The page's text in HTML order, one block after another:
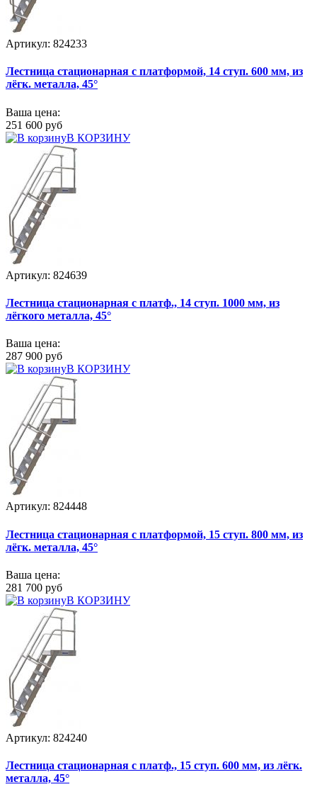
Артикул: 824233
Лестница стационарная с платформой, 14 ступ. 600 мм, из
лёгк. металла, 45°
Ваша цена:
251 600 руб
В КОРЗИНУ
Артикул: 824639
Лестница стационарная с платф., 14 ступ. 1000 мм, из
лёгкого металла, 45°
Ваша цена:
287 900 руб
В КОРЗИНУ
Артикул: 824448
Лестница стационарная с платформой, 15 ступ. 800 мм, из
лёгк. металла, 45°
Ваша цена:
281 700 руб
В КОРЗИНУ
Артикул: 824240
Лестница стационарная с платф., 15 ступ. 600 мм, из лёгк.
металла, 45°